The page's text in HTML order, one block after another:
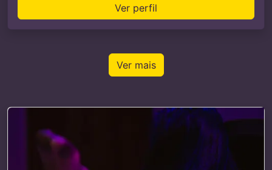
Ver perfil
Ver mais